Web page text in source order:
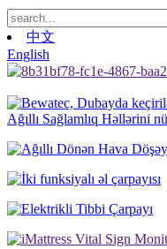
中文
English